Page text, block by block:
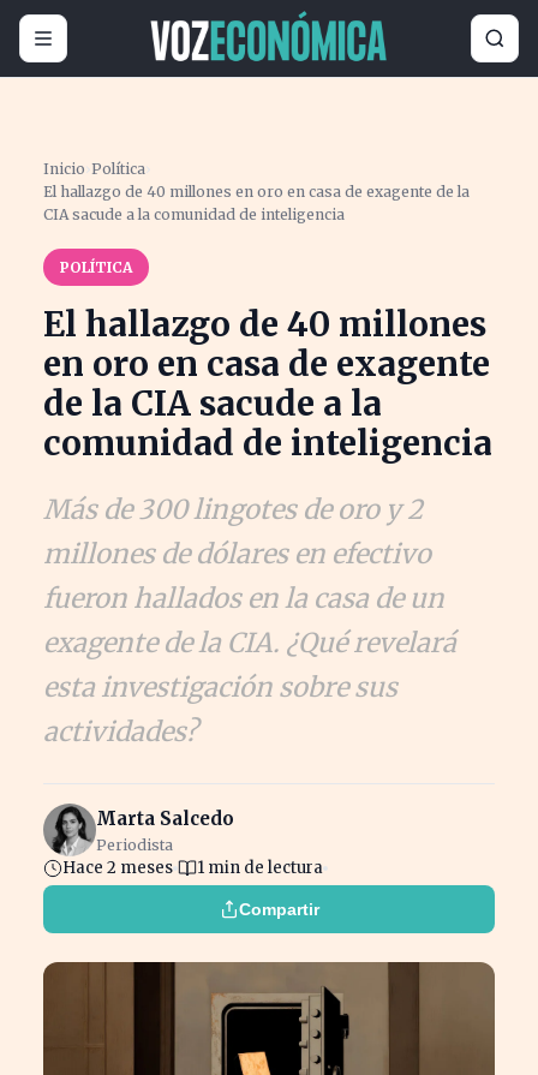
Inicio ›Política›
El hallazgo de 40 millones en oro en casa de exagente de la
CIA sacude a la comunidad de inteligencia
POLÍTICA
El hallazgo de 40 millones
en oro en casa de exagente
de la CIA sacude a la
comunidad de inteligencia
Más de 300 lingotes de oro y 2
millones de dólares en efectivo
fueron hallados en la casa de un
exagente de la CIA. ¿Qué revelará
esta investigación sobre sus
actividades?
Marta Salcedo
Periodista
Hace 2 meses 1 min de lectura
Compartir